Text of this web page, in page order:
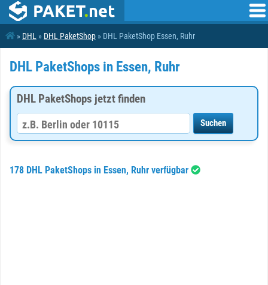
» DHL » DHL PaketShop » DHL PaketShop Essen, Ruhr
DHL PaketShops in Essen, Ruhr
DHL PaketShops jetzt finden
178 DHL PaketShops in Essen, Ruhr verfügbar